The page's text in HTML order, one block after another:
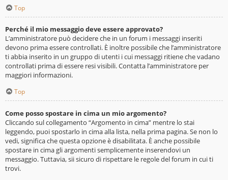
Top
Perché il mio messaggio deve essere approvato?
L’amministratore può decidere che in un forum i messaggi inseriti
devono prima essere controllati. È inoltre possibile che l’amministratore
ti abbia inserito in un gruppo di utenti i cui messaggi ritiene che vadano
controllati prima di essere resi visibili. Contatta l’amministratore per
maggiori informazioni.
Top
Come posso spostare in cima un mio argomento?
Cliccando sul collegamento “Argomento in cima” mentre lo stai
leggendo, puoi spostarlo in cima alla lista, nella prima pagina. Se non lo
vedi, significa che questa opzione è disabilitata. È anche possibile
spostare in cima gli argomenti semplicemente inserendovi un
messaggio. Tuttavia, sii sicuro di rispettare le regole del forum in cui ti
trovi.